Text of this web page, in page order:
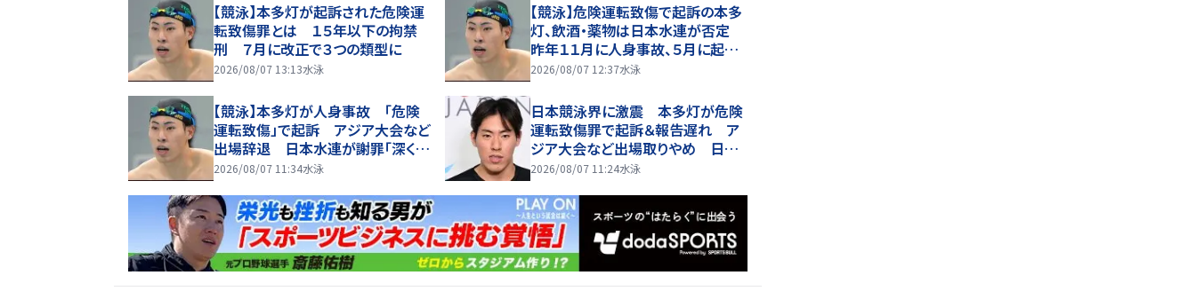
【競泳】本多灯が起訴された危険運
転致傷罪とは １５年以下の拘禁
刑 ７月に改正で３つの類型に
2026/08/07 13:13水泳
【競泳】危険運転致傷で起訴の本多
灯、飲酒・薬物は日本水連が否定
昨年１１月に人身事故、５月に起訴
状届くも報告遅れる「本人の認識の
2026/08/07 12:37水泳
【競泳】本多灯が人身事故 「危険
運転致傷」で起訴 アジア大会など
出場辞退 日本水連が謝罪「深くお
詫び」
2026/08/07 11:34水泳
日本競泳界に激震 本多灯が危険
運転致傷罪で起訴＆報告遅れ ア
ジア大会など出場取りやめ 日本
水泳連盟発表「代表選手として活動
京五輪銀メダリスト
2026/08/07 11:24水泳